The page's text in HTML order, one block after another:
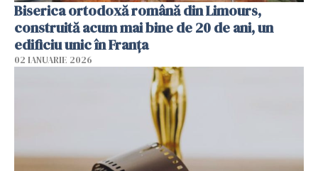
Biserica ortodoxă română din Limours,
construită acum mai bine de 20 de ani, un
edificiu unic în Franţa
02 IANUARIE 2026